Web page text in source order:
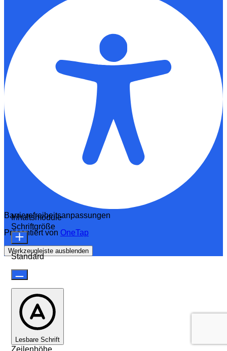
Barrierefreiheitsanpassungen
Präsentiert von OneTap
Werkzeugleiste ausblenden
Inhaltsmodule
Schriftgröße
Standard
Lesbare Schrift
Zeilenhöhe